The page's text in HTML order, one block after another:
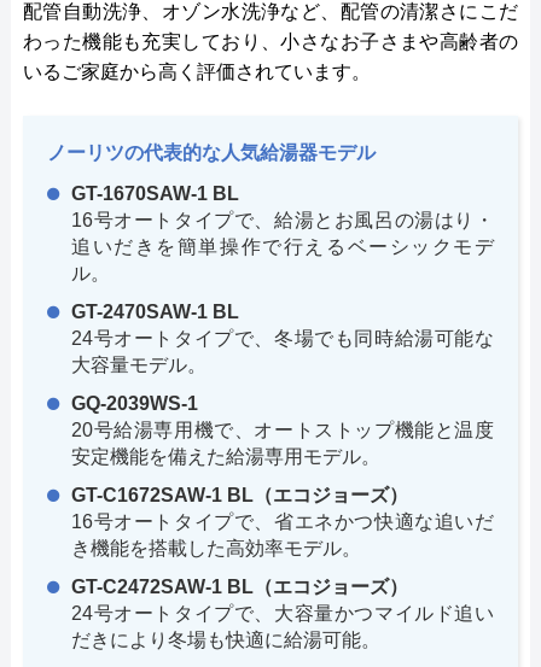
配管自動洗浄、オゾン水洗浄など、配管の清潔さにこだ
わった機能も充実しており、小さなお子さまや高齢者の
いるご家庭から高く評価されています。
ノーリツの代表的な人気給湯器モデル
GT-1670SAW-1 BL
16号オートタイプで、給湯とお風呂の湯はり・
追いだきを簡単操作で行えるベーシックモデ
ル。
GT-2470SAW-1 BL
24号オートタイプで、冬場でも同時給湯可能な
大容量モデル。
GQ-2039WS-1
20号給湯専用機で、オートストップ機能と温度
安定機能を備えた給湯専用モデル。
GT-C1672SAW-1 BL（エコジョーズ）
16号オートタイプで、省エネかつ快適な追いだ
き機能を搭載した高効率モデル。
GT-C2472SAW-1 BL（エコジョーズ）
24号オートタイプで、大容量かつマイルド追い
だきにより冬場も快適に給湯可能。